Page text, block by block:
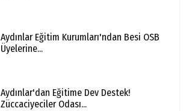
Aydınlar Eğitim Kurumları'ndan Besi OSB
Üyelerine...
Aydınlar'dan Eğitime Dev Destek!
Züccaciyeciler Odası...